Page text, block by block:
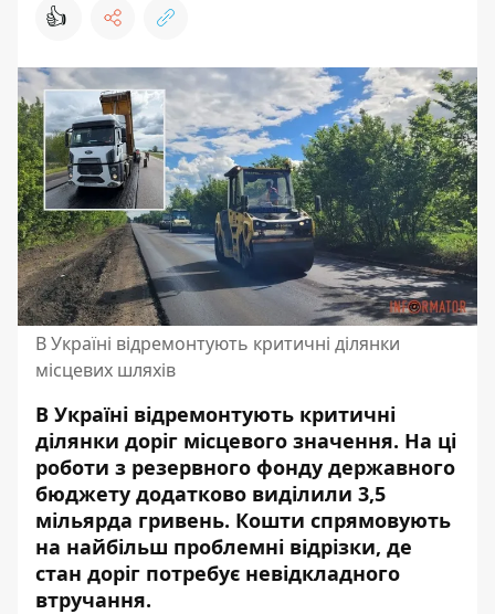
👍
В Україні відремонтують критичні ділянки
місцевих шляхів
В Україні відремонтують критичні
ділянки доріг місцевого значення. На ці
роботи з резервного фонду державного
бюджету додатково виділили 3,5
мільярда гривень. Кошти спрямовують
на найбільш проблемні відрізки, де
стан доріг потребує невідкладного
втручання.